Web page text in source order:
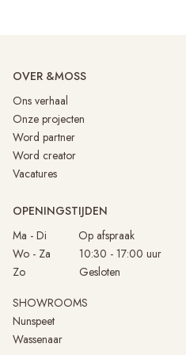
OVER &MOSS
Ons verhaal
Onze projecten
Word partner
Word creator
Vacatures
OPENINGSTIJDEN
Ma - Di Op afspraak
Wo - Za 10:30 - 17:00 uur
Zo Gesloten
SHOWROOMS
Nunspeet
Wassenaar